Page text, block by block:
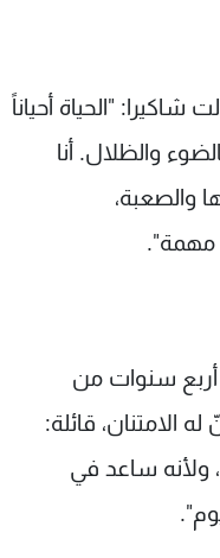
"الحياة أحياناً
والظلال. أنا
والصعبة،
مهمة".
أربع سنوات من
الامتنان، قائلة:
ولأنه ساعد في